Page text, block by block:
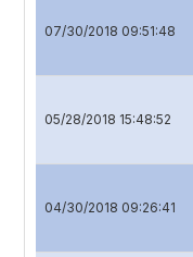
07/30/2018 09:51:48
05/28/2018 15:48:52
04/30/2018 09:26:41